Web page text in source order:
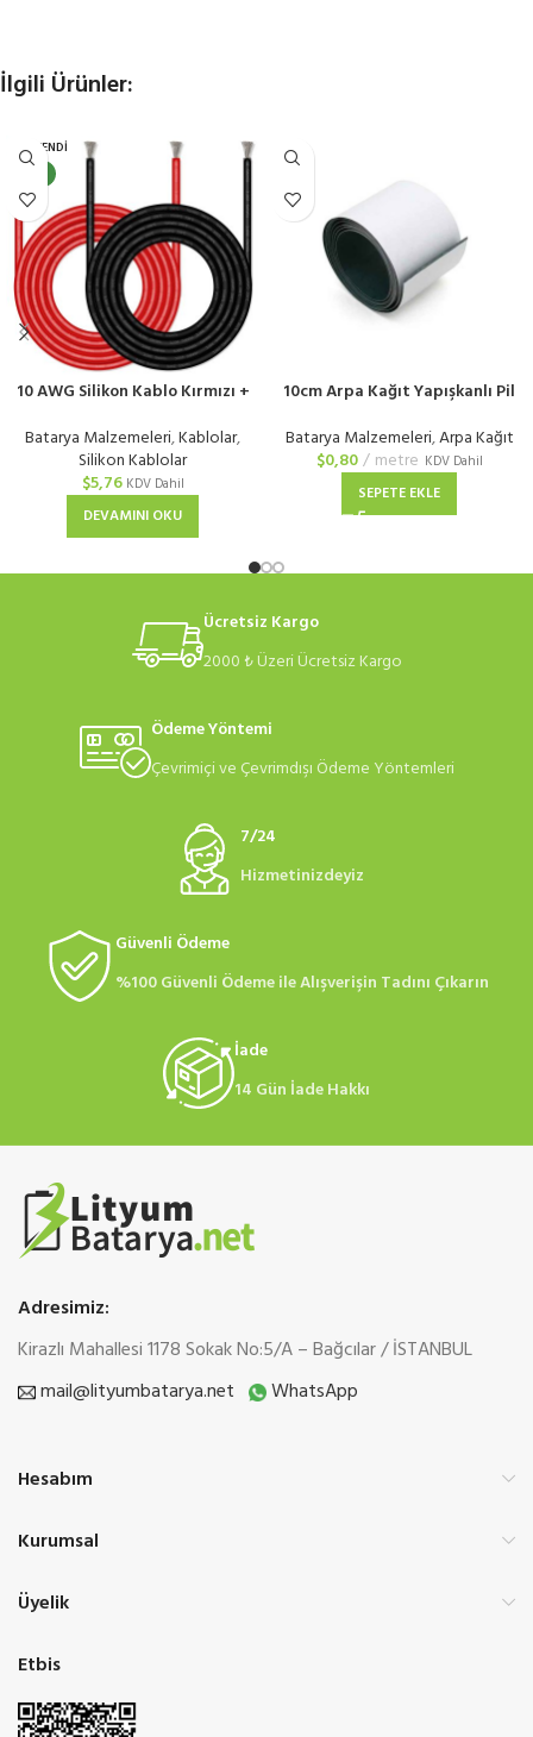
İlgili Ürünler:
TÜKENDI
10 AWG Silikon Kablo Kırmızı +
Batarya Malzemeleri,Kablolar,
Silikon Kablolar
$5,76 KDV Dahil
DEVAMINI OKU
10cm Arpa Kağıt Yapışkanlı Pil
Batarya Malzemeleri,Arpa Kağıt
$0,80 metre KDV Dahil
SEPETE EKLE
Ücretsiz Kargo
2000 ₺ Üzeri Ücretsiz Kargo
Ödeme Yöntemi
Çevrimiçi ve Çevrimdışı Ödeme Yöntemleri
7/24
Hizmetinizdeyiz
Güvenli Ödeme
%100 Güvenli Ödeme ile Alışverişin Tadını Çıkarın
İade
14 Gün İade Hakkı
Adresimiz:
Kirazlı Mahallesi 1178 Sokak No:5/A – Bağcılar / İSTANBUL
mail@lityumbatarya.net
WhatsApp
Hesabım
Kurumsal
Üyelik
Etbis